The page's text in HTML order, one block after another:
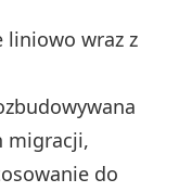
liniowo wraz z
migracji,
do